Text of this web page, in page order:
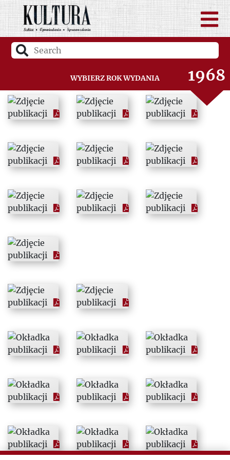
Wybierz rok wydania
1966
1967
1968
1969
1971
1972
1973
1977
1978
1979
1980
1981